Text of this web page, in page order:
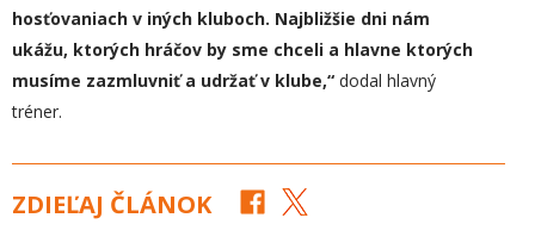
hosťovaniach v iných kluboch. Najbližšie dni nám
ukážu, ktorých hráčov by sme chceli a hlavne ktorých
musíme zazmluvniť a udržať v klube,“ dodal hlavný
tréner.
ZDIEĽAJ ČLÁNOK